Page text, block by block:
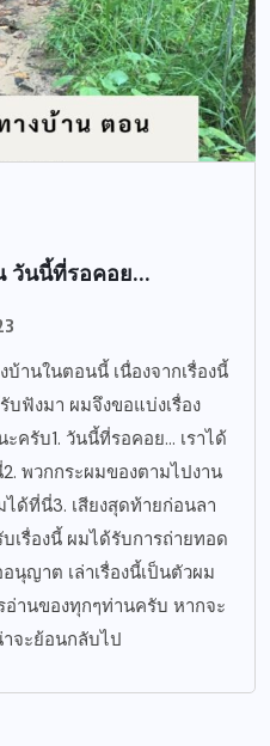
วันนี้ที่รอคอย…
บ้านในตอนนี้ เนื่องจากเรื่องนี้
บฟังมา ผมจึงขอแบ่งเรื่อง
ครับ1. วันนี้ที่รอคอย… เราได้
พวกกระผมของตามไปงาน
ด้ที่นี่3. เสียงสุดท้ายก่อนลา
เรื่องนี้ ผมได้รับการถ่ายทอด
ญาต เล่าเรื่องนี้เป็นตัวผม
านของทุกๆท่านครับ หากจะ
จะย้อนกลับไป